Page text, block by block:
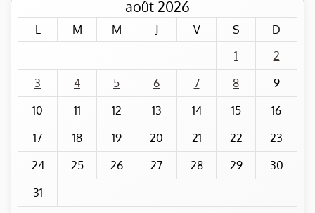
août 2026
L M M J V S
D
1
2
3
4 5 6 7 8
9
10
11 12 13 14 15
16
17
18 19 20 21 22
23
24
25 26 27 28 29
30
31